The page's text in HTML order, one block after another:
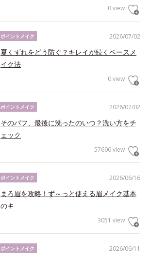
0 view
2026/07/02
ポイントメイク
夏くずれをどう防ぐ？キレイが続くベースメ
イク法
0 view
2026/07/02
ポイントメイク
そのパフ、最後に洗ったのいつ？洗い方をチ
ェック
57606 view
2026/06/16
ポイントメイク
まろ眉を攻略！ず～っと使える眉メイク基本
のキ
3051 view
2026/06/11
ポイントメイク